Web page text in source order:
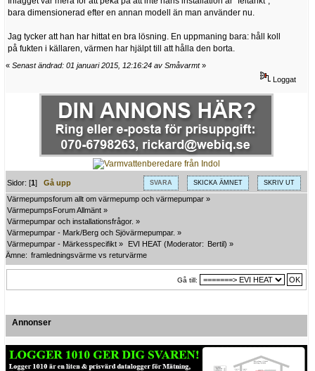
bara dimensionerad efter en annan modell än man använder nu.
Jag tycker att han har hittat en bra lösning. En uppmaning bara: håll koll
på fukten i källaren, värmen har hjälpt till att hålla den borta.
« Senast ändrad: 01 januari 2015, 12:16:24 av Småvarmt»
Loggat
SVARA SKICKA ÄMNET SKRIV UT
Sidor: [1]Gå upp
Värmepumpsforum allt om värmepump och värmepumpar »
VärmepumpsForum Allmänt »
Värmepumpar och installationsfrågor. »
Värmepumpar - Mark/Berg och Sjövärmepumpar. »
Värmepumpar - Märkesspecifikt » EVI HEAT (Moderator: Bertil) »
Ämne: framledningsvärme vs returvärme
Gå till:
Annonser